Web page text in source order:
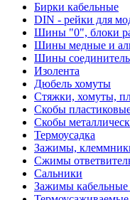
Бирки кабельные
DIN - рейки для
Шины "0", блоки
Шины медные и
Шины
Изолента
Дюбель хомуты
Стяжки, хомуты,
Скобы
Скобы
Термоусадка
Зажимы,
Сжимы
Сальники
Зажимы кабельные